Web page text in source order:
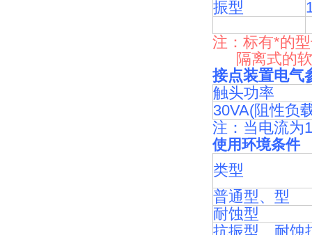
振型
注：标有*的
隔离式的软
接点装置电气
触头功率
30VA(阻性负
注：当电流为
使用环境条件
类型
普通型、型
耐蚀型
抗振型、耐蚀